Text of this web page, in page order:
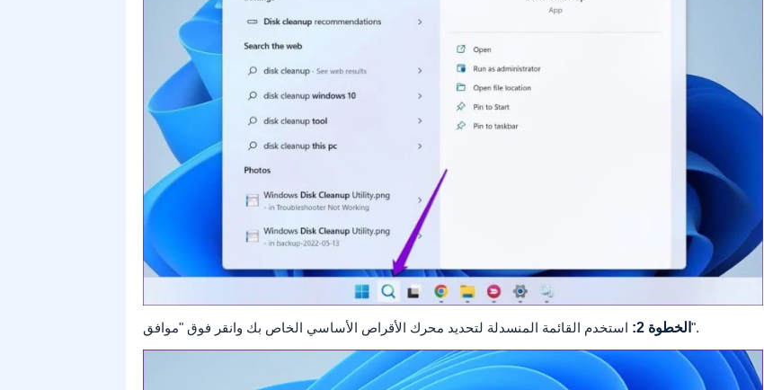
الخطوة 2: استخدم القائمة المنسدلة لتحديد محرك الأقراص الأساسي الخاص بك وانقر فوق "موافق".